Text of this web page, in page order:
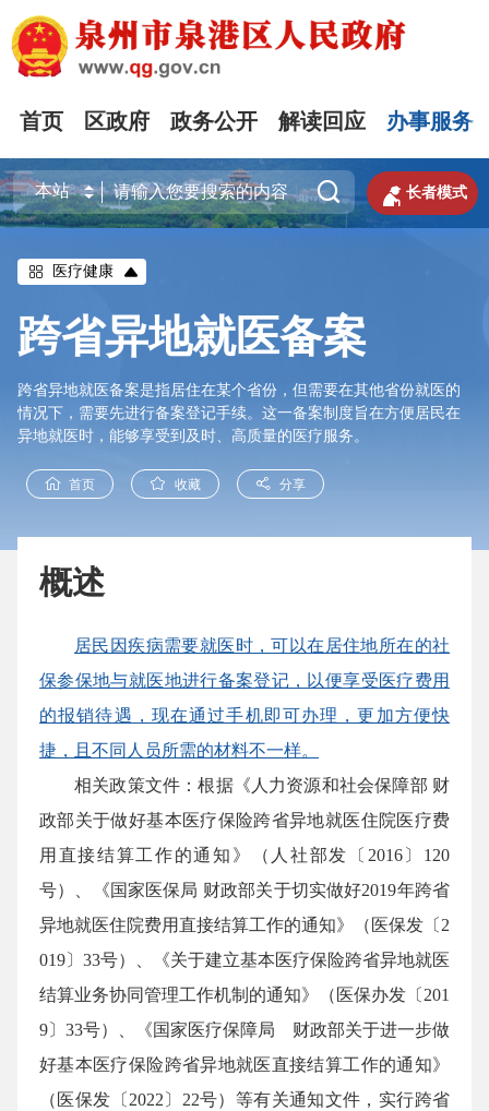
首页 区政府 政务公开 解读回应 办事服务
  长者模式
医疗健康
跨省异地就医备案
跨省异地就医备案是指居住在某个省份，但需要在其他省份就医的
情况下，需要先进行备案登记手续。这一备案制度旨在方便居民在
异地就医时，能够享受到及时、高质量的医疗服务。
首页 收藏 分享
概述
居民因疾病需要就医时，可以在居住地所在的社
保参保地与就医地进行备案登记，以便享受医疗费用
的报销待遇，现在通过手机即可办理，更加方便快
捷，且不同人员所需的材料不一样。
相关政策文件：根据《人力资源和社会保障部 财
政部关于做好基本医疗保险跨省异地就医住院医疗费
用直接结算工作的通知》（人社部发〔2016〕120
号）、《国家医保局 财政部关于切实做好2019年跨省
异地就医住院费用直接结算工作的通知》（医保发〔2
019〕33号）、《关于建立基本医疗保险跨省异地就医
结算业务协同管理工作机制的通知》（医保办发〔201
9〕33号）、《国家医疗保障局 财政部关于进一步做
好基本医疗保险跨省异地就医直接结算工作的通知》
（医保发〔2022〕22号）等有关通知文件，实行跨省